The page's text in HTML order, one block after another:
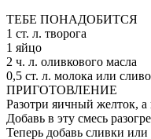
ТЕБЕ ПОНАДОБИТСЯ
1 ст. л. творога
1 яйцо
2 ч. л. оливкового масла
0,5 ст. л. молока или
ПРИГОТОВЛЕНИЕ
Разотри яичный желток, а
Добавь в эту смесь
Теперь добавь сливки